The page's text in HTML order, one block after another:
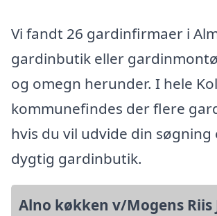
Vi fandt 26 gardinfirmaer i
gardinbutik eller
og omegn herunder. I hele
kommunefindes der flere
hvis du vil udvide din søgning
dygtig gardinbutik.
Alno køkken v/Mogens Riis